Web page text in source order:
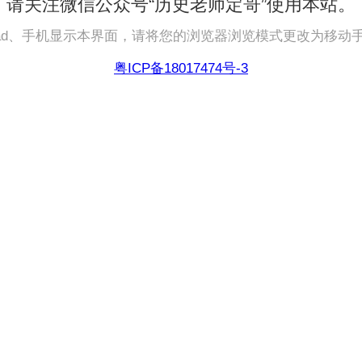
请关注微信公众号“历史老师定哥”使用本站。
、手机显示本界面，请将您的浏览器浏览模式更改为移动
粤ICP备18017474号-3